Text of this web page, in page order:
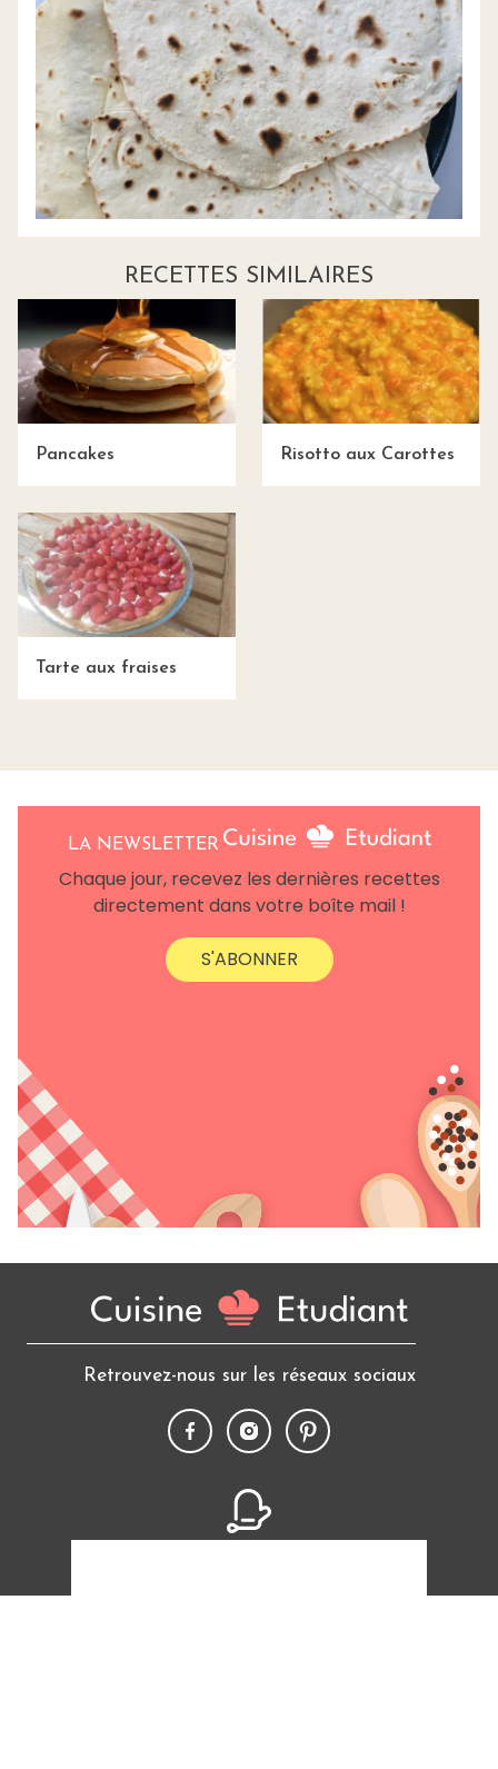
RECETTES SIMILAIRES
Pancakes Risotto aux Carottes
Tarte aux fraises
LA NEWSLETTER
Chaque jour, recevez les dernières recettes
directement dans votre boîte mail !
S'ABONNER
Retrouvez-nous sur les réseaux sociaux